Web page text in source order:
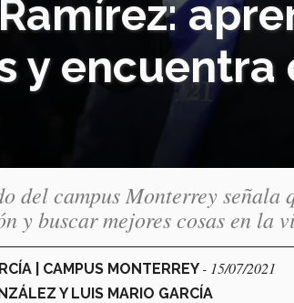
y encuentra
del campus Monterrey señala
y buscar mejores cosas en la
| CAMPUS MONTERREY- 15/07/2021
Y LUIS MARIO GARCÍA